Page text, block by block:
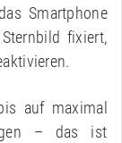
Smartphone
fixiert,
auf maximal
– das ist